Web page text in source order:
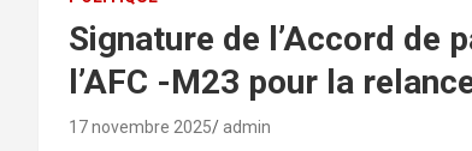
Signature de l’Accord de
l’AFC -M23 pour la
17 novembre 2025 admin